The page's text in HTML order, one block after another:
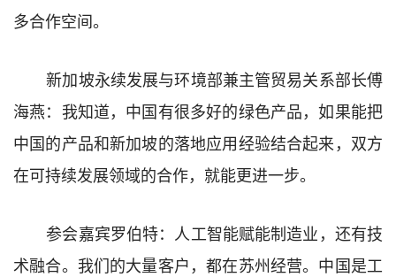
多合作空间。
新加坡永续发展与环境部兼主管贸易关系部长傅
海燕：我知道，中国有很多好的绿色产品，如果能把
中国的产品和新加坡的落地应用经验结合起来，双方
在可持续发展领域的合作，就能更进一步。
参会嘉宾罗伯特：人工智能赋能制造业，还有技
术融合。我们的大量客户，都在苏州经营。中国是工